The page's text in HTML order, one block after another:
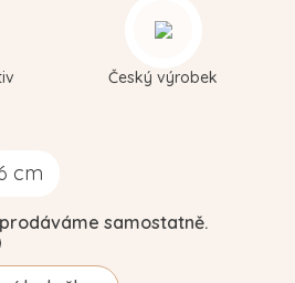
cm
Český výrobek
samostatně.